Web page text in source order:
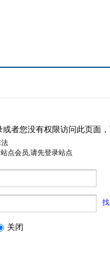
或者您没有权限访问此页面
点会员,请先登录站点
关闭